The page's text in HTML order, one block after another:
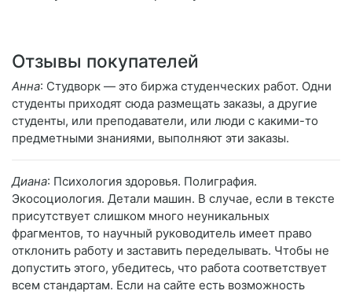
Отзывы покупателей
Анна: Студворк — это биржа студенческих работ. Одни
студенты приходят сюда размещать заказы, а другие
студенты, или преподаватели, или люди с какими-то
предметными знаниями, выполняют эти заказы.
Диана: Психология здоровья. Полиграфия.
Экосоциология. Детали машин. В случае, если в тексте
присутствует слишком много неуникальных
фрагментов, то научный руководитель имеет право
отклонить работу и заставить переделывать. Чтобы не
допустить этого, убедитесь, что работа соответствует
всем стандартам. Если на сайте есть возможность